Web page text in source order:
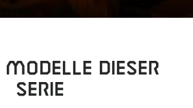
Modelle dieser
Serie